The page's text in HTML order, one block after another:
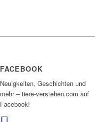
FACEBOOK
Neuigkeiten, Geschichten und
mehr – tiere-verstehen.com auf
Facebook!